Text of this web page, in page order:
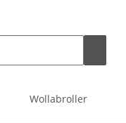
Wollabroller